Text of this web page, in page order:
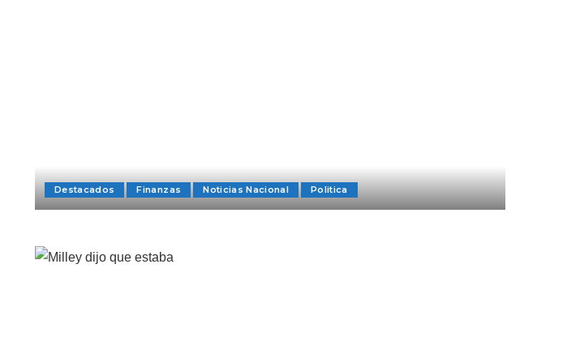
Destacados Finanzas Noticias Nacional Politica